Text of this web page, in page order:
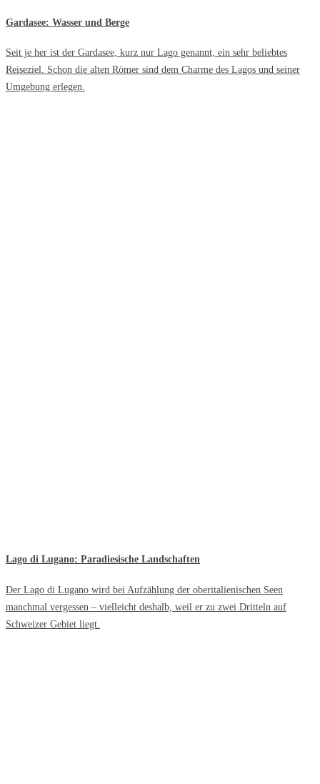
Gardasee: Wasser und Berge
Seit je her ist der Gardasee, kurz nur Lago genannt, ein sehr beliebtes
Reiseziel. Schon die alten Römer sind dem Charme des Lagos und seiner
Umgebung erlegen.
Lago di Lugano: Paradiesische Landschaften
Der Lago di Lugano wird bei Aufzählung der oberitalienischen Seen
manchmal vergessen – vielleicht deshalb, weil er zu zwei Dritteln auf
Schweizer Gebiet liegt.